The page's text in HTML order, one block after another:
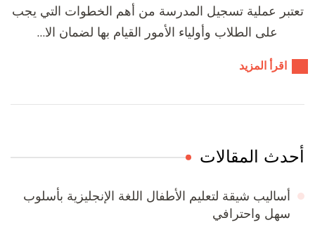
تعتبر عملية تسجيل المدرسة من أهم الخطوات التي يجب
على الطلاب وأولياء الأمور القيام بها لضمان الا…
اقرأ المزيد
أحدث المقالات
أساليب شيقة لتعليم الأطفال اللغة الإنجليزية بأسلوب
سهل واحترافي